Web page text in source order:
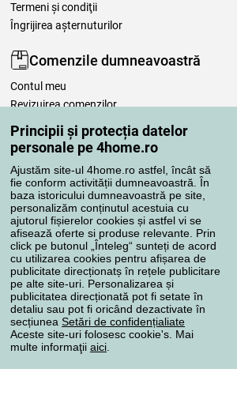
Principii și protecția datelor
personale pe 4home.ro
Ajustăm site-ul 4home.ro astfel, încât să
fie conform activității dumneavoastră. În
baza istoricului dumneavoastră pe site,
personalizăm conținutul acestuia cu
ajutorul fișierelor cookies și astfel vi se
afisează oferte si produse relevante. Prin
click pe butonul „Înteleg“ sunteți de acord
cu utilizarea cookies pentru afișarea de
publicitate direcționatș în rețele publicitare
pe alte site-uri. Personalizarea și
publicitatea direcționată pot fi setate în
detaliu sau pot fi oricând dezactivate în
secțiunea Setări de confidențialiate
Aceste site-uri folosesc cookie's. Mai
multe informaţii aici
Termeni şi condiţii
Îngrijirea așternuturilor
Comenzile dumneavoastră
Contul meu
Revizuirea comenzilor
Reclamaţii
Retragere de la contract
Regulile de procesare a recenziilor
Metode de transport
Metode de plată
Magazin de încredere